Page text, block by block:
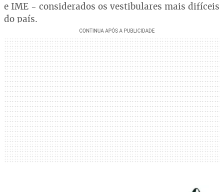
e IME - considerados os vestibulares mais difíceis
do país.